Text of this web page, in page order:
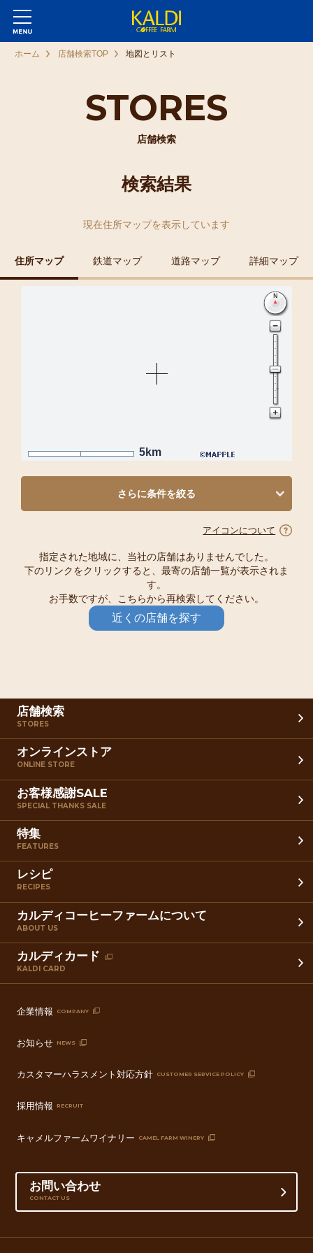
STORES
店舗検索
ホーム 店舗検索TOP 地図とリスト
検索結果
現在住所マップを表示しています
住所マップ 鉄道マップ 道路マップ 詳細マップ
5km
さらに条件を絞る
アイコンについて
指定された地域に、当社の店舗はありませんでした。
下のリンクをクリックすると、最寄の店舗一覧が表示されま
す。
お手数ですが、こちらから再検索してください。
近くの店舗を探す
店舗検索
STORES
オンラインストア
ONLINE STORE
お客様感謝SALE
SPECIAL THANKS SALE
特集
FEATURES
レシピ
RECIPES
カルディコーヒーファームについて
ABOUT US
カルディカード
KALDI CARD
企業情報 COMPANY
お知らせ NEWS
カスタマーハラスメント対応方針 CUSTOMER SERVICE POLICY
採用情報 RECRUIT
キャメルファームワイナリー CAMEL FARM WINERY
お問い合わせ
CONTACT US